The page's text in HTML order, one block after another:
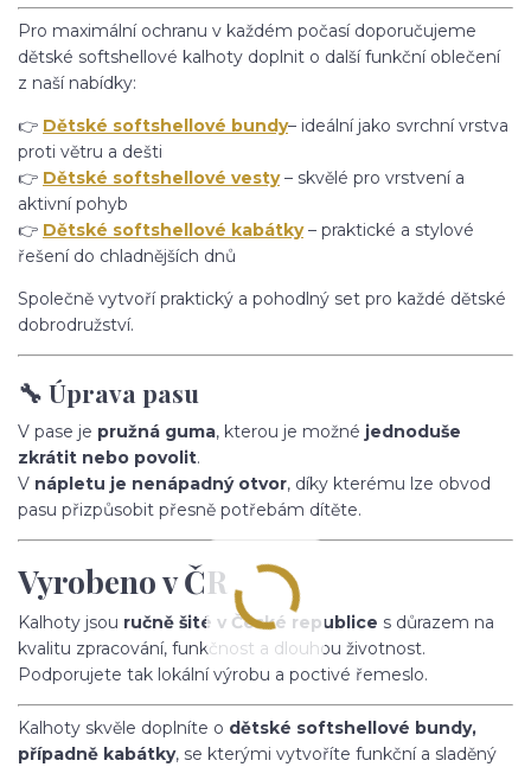
Pro maximální ochranu v každém počasí doporučujeme
dětské softshellové kalhoty doplnit o další funkční oblečení
z naší nabídky:
👉 Dětské softshellové bundy– ideální jako svrchní vrstva
proti větru a dešti
👉 Dětské softshellové vesty– skvělé pro vrstvení a
aktivní pohyb
👉 Dětské softshellové kabátky– praktické a stylové
řešení do chladnějších dnů
Společně vytvoří praktický a pohodlný set pro každé dětské
dobrodružství.
🔧 Úprava pasu
V pase je pružná guma, kterou je možné jednoduše
zkrátit nebo povolit.
V nápletu je nenápadný otvor, díky kterému lze obvod
pasu přizpůsobit přesně potřebám dítěte.
Vyrobeno v ČR
Kalhoty jsou ručně šité v České republice s důrazem na
kvalitu zpracování, funkčnost a dlouhou životnost.
Podporujete tak lokální výrobu a poctivé řemeslo.
Kalhoty skvěle doplníte o dětské softshellové bundy,
případně kabátky, se kterými vytvoříte funkční a sladěný